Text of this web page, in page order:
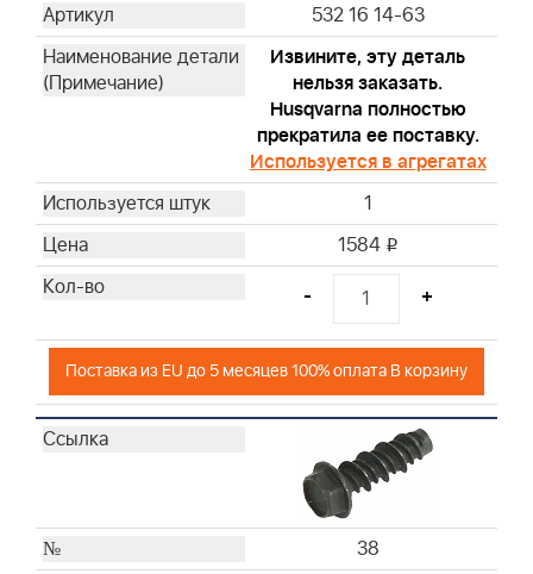
532 16 14-63
Извините, эту деталь
нельзя заказать.
Husqvarna полностью
прекратила ее поставку.
Используется в агрегатах
1
1584 i
- +
Поставка из EU до 5 месяцев 100% оплата В корзину
38